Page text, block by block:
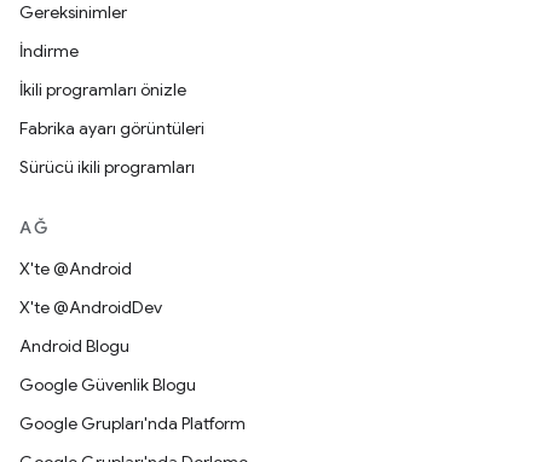
Gereksinimler
İndirme
İkili programları önizle
Fabrika ayarı görüntüleri
Sürücü ikili programları
AĞ
X'te @Android
X'te @AndroidDev
Android Blogu
Google Güvenlik Blogu
Google Grupları'nda Platform